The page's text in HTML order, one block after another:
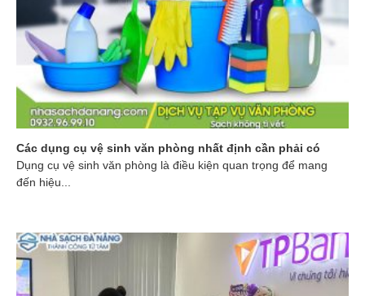
Các dụng cụ vệ sinh văn phòng nhất định cần phải có
Dụng cụ vệ sinh văn phòng là điều kiện quan trọng để mang
đến hiệu...